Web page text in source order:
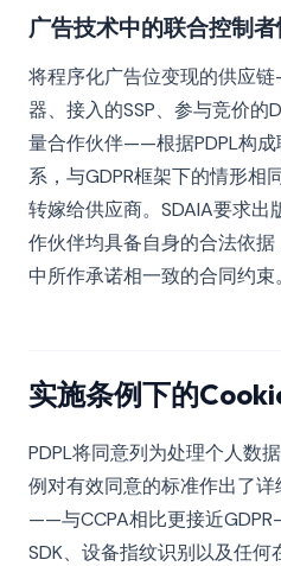
广告技术中的联合控制
将程序化广告位变现的供应
器、接入的SSP、参与竞价的
量合作伙伴——根据PDPL构
系，与GDPR框架下的情形相
转嫁给供应商。SDAIA要求
作伙伴均具备自身的合法依
中所作承诺相一致的合同约束。
实施条例下的
PDPL将同意列为处理个人数
例对有效同意的标准作出了
——与CCPA相比更接近
SDK、设备指纹识别以及任